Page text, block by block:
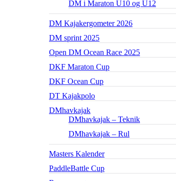
DM i Maraton U10 og U12
DM Kajakergometer 2026
DM sprint 2025
Open DM Ocean Race 2025
DKF Maraton Cup
DKF Ocean Cup
DT Kajakpolo
DMhavkajak
DMhavkajak – Teknik
DMhavkajak – Rul
Masters Kalender
PaddleBattle Cup